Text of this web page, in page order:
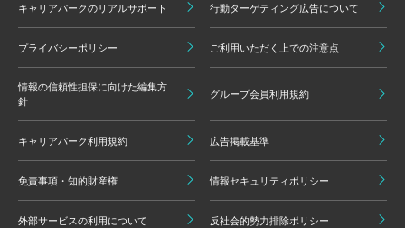
キャリアパークのリアルサポート 行動ターゲティング広告について
プライバシーポリシー ご利用いただく上での注意点
情報の信頼性担保に向けた編集方
針
グループ会員利用規約
キャリアパーク利用規約 広告掲載基準
免責事項・知的財産権 情報セキュリティポリシー
外部サービスの利用について 反社会的勢力排除ポリシー